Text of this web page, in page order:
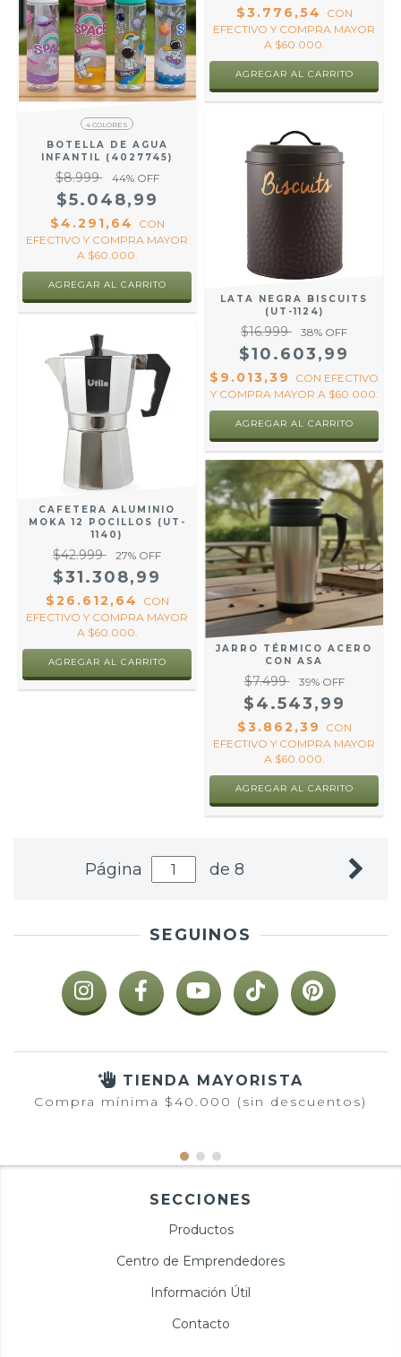
$3.776,54
CON
EFECTIVO Y COMPRA MAYOR
A $60.000.
AGREGAR AL CARRITO
4 COLORES
BOTELLA DE AGUA
INFANTIL (4027745)
$8.999 44% OFF
$5.048,99
$4.291,64
CON
EFECTIVO Y COMPRA MAYOR
A $60.000.
AGREGAR AL CARRITO
LATA NEGRA BISCUITS
(UT-1124)
$16.999 38% OFF
$10.603,99
$9.013,39 CON EFECTIVO
Y COMPRA MAYOR A $60.000.
CAFETERA ALUMINIO
MOKA 12 POCILLOS (UT-
1140)
$42.999 27% OFF
$31.308,99
$26.612,64
CON
EFECTIVO Y COMPRA MAYOR
A $60.000.
JARRO TÉRMICO ACERO
CON ASA
$7.499 39% OFF
$4.543,99
$3.862,39
CON
EFECTIVO Y COMPRA MAYOR
A $60.000.
Página de 8
SEGUINOS
TIENDA MAYORISTA
Compra mínima $40.000 (sin descuentos)
SECCIONES
Productos
Centro de Emprendedores
Información Útil
Contacto